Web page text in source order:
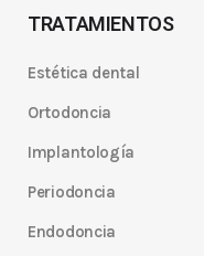
TRATAMIENTOS
Estética dental
Ortodoncia
Implantología
Periodoncia
Endodoncia